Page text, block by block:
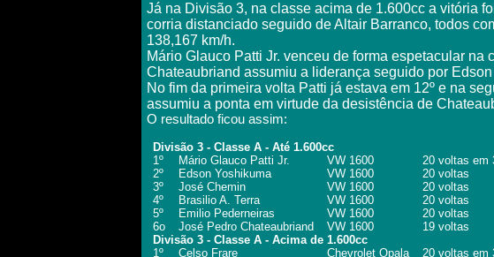
Já na Divisão 3, na classe acima de 1.600cc a vitória
corria distanciado seguido de Altair Barranco, todos
138,167 km/h.
Mário Glauco Patti Jr. venceu de forma espetacular
Chateaubriand assumiu a liderança seguido por
No fim da primeira volta Patti já estava em 12º e na
assumiu a ponta em virtude da desistência de
O resultado ficou assim:
Divisão 3 - Classe A - Até 1.600cc
1º
Mário Glauco Patti Jr. VW 1600
20 voltas em
2º
Edson Yoshikuma VW 1600
20 voltas
3º
José Chemin VW 1600
20 voltas
4º
Brasilio A. Terra VW 1600
20 voltas
5º
Emilio Pederneiras VW 1600
20 voltas
6o
José Pedro Chateaubriand VW 1600
19 voltas
Divisão 3 - Classe A - Acima de 1.600cc
1º
Celso Frare Chevrolet Opala
20 voltas em